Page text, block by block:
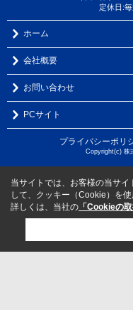
定休日:
ホーム
会社概要
お問い合わせ
PCサイト
プライバシーポリ
Copyright(c) 株
当サイトでは、お客様の当サ
して、クッキー（Cookie）を使
詳しくは、当社の 「Cookieの